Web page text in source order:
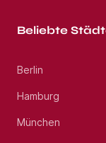
Beliebte
Berlin
Hamburg
München